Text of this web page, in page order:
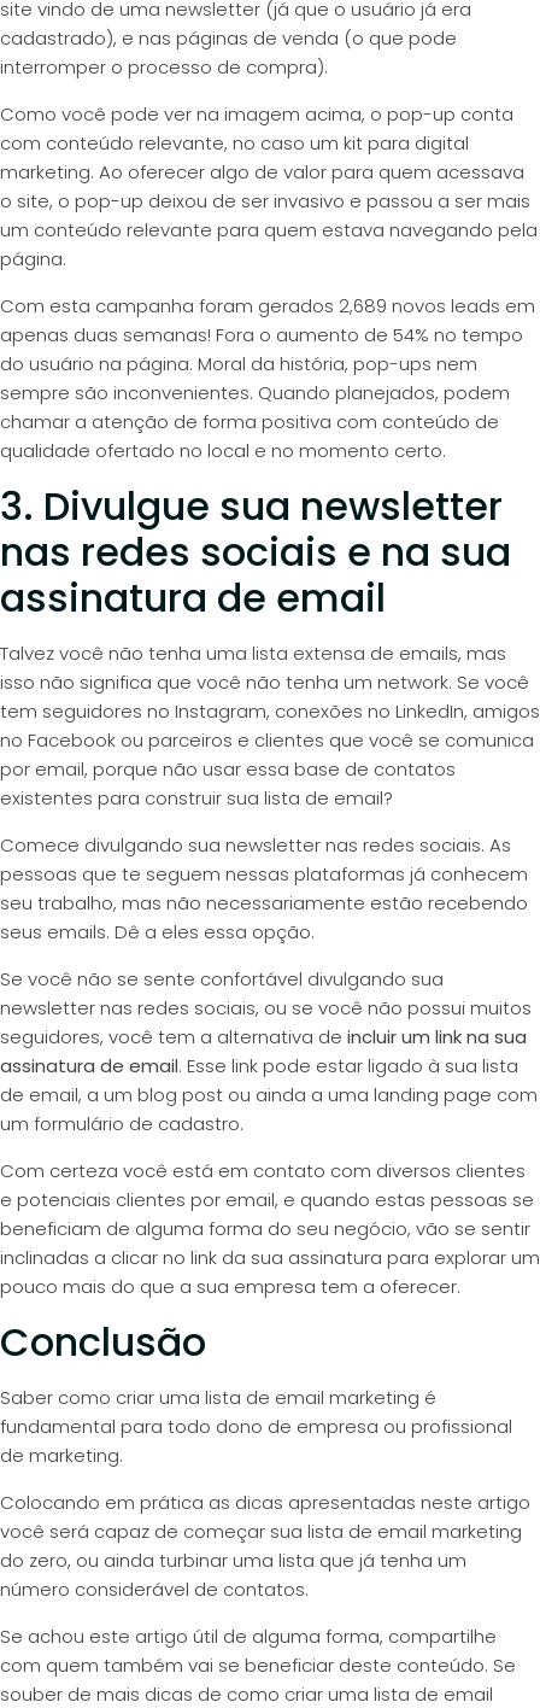
site vindo de uma newsletter (já que o usuário já era
cadastrado), e nas páginas de venda (o que pode
interromper o processo de compra).
Como você pode ver na imagem acima, o pop-up conta
com conteúdo relevante, no caso um kit para digital
marketing. Ao oferecer algo de valor para quem acessava
o site, o pop-up deixou de ser invasivo e passou a ser mais
um conteúdo relevante para quem estava navegando pela
página.
Com esta campanha foram gerados 2,689 novos leads em
apenas duas semanas! Fora o aumento de 54% no tempo
do usuário na página. Moral da história, pop-ups nem
sempre são inconvenientes. Quando planejados, podem
chamar a atenção de forma positiva com conteúdo de
qualidade ofertado no local e no momento certo.
3. Divulgue sua newsletter
nas redes sociais e na sua
assinatura de email
Talvez você não tenha uma lista extensa de emails, mas
isso não significa que você não tenha um network. Se você
tem seguidores no Instagram, conexões no LinkedIn, amigos
no Facebook ou parceiros e clientes que você se comunica
por email, porque não usar essa base de contatos
existentes para construir sua lista de email?
Comece divulgando sua newsletter nas redes sociais. As
pessoas que te seguem nessas plataformas já conhecem
seu trabalho, mas não necessariamente estão recebendo
seus emails. Dê a eles essa opção.
Se você não se sente confortável divulgando sua
newsletter nas redes sociais, ou se você não possui muitos
seguidores, você tem a alternativa de incluir um link na sua
assinatura de email. Esse link pode estar ligado à sua lista
de email, a um blog post ou ainda a uma landing page com
um formulário de cadastro.
Com certeza você está em contato com diversos clientes
e potenciais clientes por email, e quando estas pessoas se
beneficiam de alguma forma do seu negócio, vão se sentir
inclinadas a clicar no link da sua assinatura para explorar um
pouco mais do que a sua empresa tem a oferecer.
Conclusão
Saber como criar uma lista de email marketing é
fundamental para todo dono de empresa ou profissional
de marketing.
Colocando em prática as dicas apresentadas neste artigo
você será capaz de começar sua lista de email marketing
do zero, ou ainda turbinar uma lista que já tenha um
número considerável de contatos.
Se achou este artigo útil de alguma forma, compartilhe
com quem também vai se beneficiar deste conteúdo. Se
souber de mais dicas de como criar uma lista de email